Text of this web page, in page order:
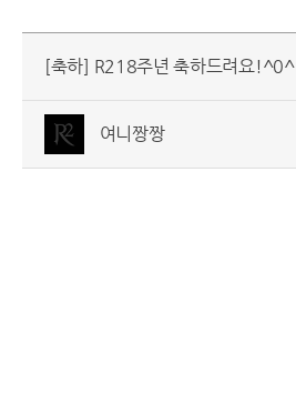
[축하] R218주년 축하드려요!^0^
여니짱짱